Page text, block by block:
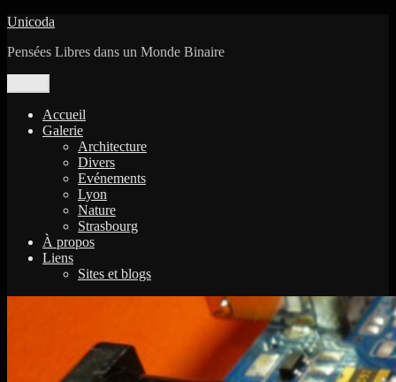
Aller
contenu
Unicoda
Pensées Libres dans un Monde Binaire
Accueil
Galerie
Architecture
Divers
Evénements
Lyon
Nature
Strasbourg
À propos
Liens
Sites et blogs